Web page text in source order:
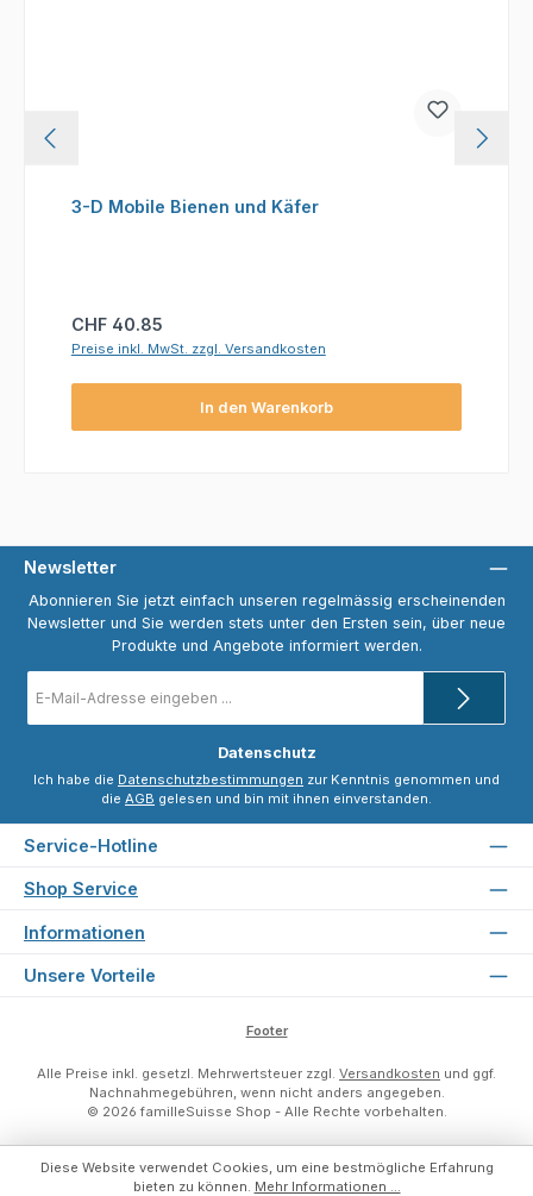
3-D Mobile Bienen und Käfer
Regulärer Preis:
CHF 40.85
Preise inkl. MwSt. zzgl. Versandkosten
In den Warenkorb
Newsletter
Abonnieren Sie jetzt einfach unseren regelmässig erscheinenden
Newsletter und Sie werden stets unter den Ersten sein, über neue
Produkte und Angebote informiert werden.
Mail-
Datenschutz
Ich habe die Datenschutzbestimmungen zur Kenntnis genommen und
die AGB gelesen und bin mit ihnen einverstanden.
Service-Hotline
Shop Service
Informationen
Unsere Vorteile
Footer
Alle Preise inkl. gesetzl. Mehrwertsteuer zzgl. Versandkosten und ggf.
Nachnahmegebühren, wenn nicht anders angegeben.
© 2026 familleSuisse Shop - Alle Rechte vorbehalten.
Diese Website verwendet Cookies, um eine bestmögliche Erfahrung
bieten zu können. Mehr Informationen ...